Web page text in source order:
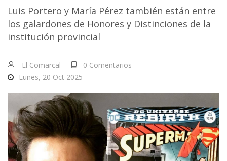
Luis Portero y María Pérez también están entre
los galardones de Honores y Distinciones de la
institución provincial
El Comarcal
0 Comentarios
Lunes, 20 Oct 2025